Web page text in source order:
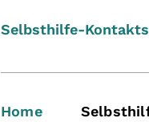
Selbsthilfe-
Home